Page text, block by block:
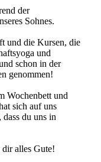
der
Sohnes.
und die Kursen, die
und
schon in der
genommen!
Wochenbett und
sich auf uns
dass du uns in
alles Gute!